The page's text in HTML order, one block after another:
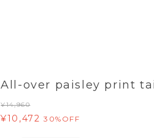
All-over paisley print
¥14,960
¥10,472 30%OFF